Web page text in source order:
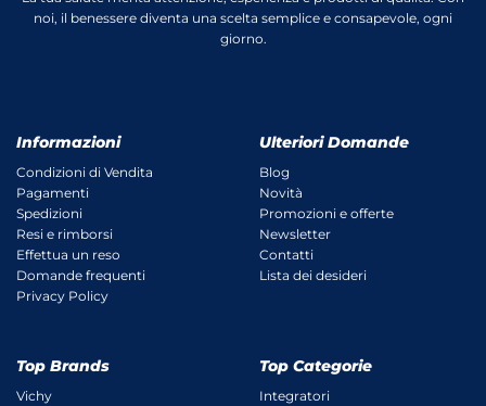
noi, il benessere diventa una scelta semplice e consapevole, ogni
giorno.
Informazioni
Condizioni di Vendita
Pagamenti
Spedizioni
Resi e rimborsi
Effettua un reso
Domande frequenti
Privacy Policy
Ulteriori Domande
Blog
Novità
Promozioni e offerte
Newsletter
Contatti
Lista dei desideri
Top Brands
Vichy
Top Categorie
Integratori